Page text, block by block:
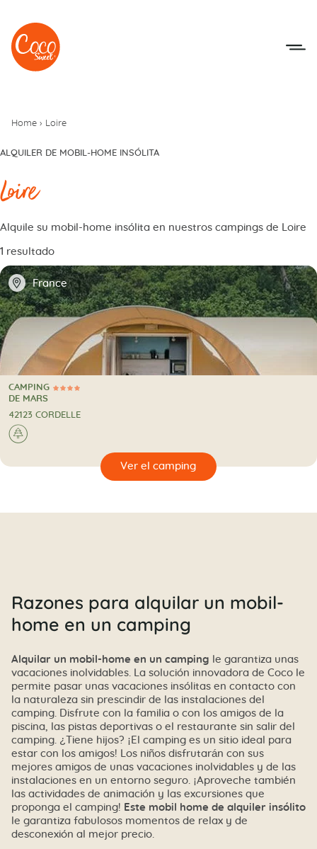
Ir al menú
Ir a los contenidos
Home › Loire
ALQUILER DE MOBIL-HOME INSÓLITA
Loire
Alquile su mobil-home insólita en nuestros campings de Loire
1 resultado
📍 France
4 Estrellas
CAMPING
CAMPING
DE MARS
42123 CORDELLE
🌲
🔍
Razones para alquilar un mobil-
home en un camping
Alquilar un mobil-home en un camping le garantiza unas
vacaciones inolvidables. La solución innovadora de Coco le
permite pasar unas vacaciones insólitas en contacto con
la naturaleza sin prescindir de las instalaciones del
camping. Disfrute con la familia o con los amigos de la
piscina, las pistas deportivas o el restaurante sin salir del
camping. ¿Tiene hijos? ¡El camping es un sitio ideal para
estar con los amigos! Los niños disfrutarán con sus
mejores amigos de unas vacaciones inolvidables y de las
instalaciones en un entorno seguro. ¡Aproveche también
las actividades de animación y las excursiones que
proponga el camping! Este mobil home de alquiler insólito
le garantiza fabulosos momentos de relax y de
desconexión al mejor precio.